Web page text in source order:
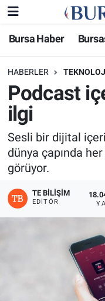
Bursa Haber
HABERLER
Podcast
ilgi
Sesli bir dijital
dünya çapında
görüyor.
TE BILIŞIM
EDITÖR
Bursa Haber
Genel
Politika
Bilim, Teknoloji
KÜLTÜR-SANAT
Yerel
Gündem
Bursa Nöbetçi
Bursa Hava
Bursa Namaz
Bursa Trafik
Süper Lig Puan
Tüm Manşetler
Haber Arşivi